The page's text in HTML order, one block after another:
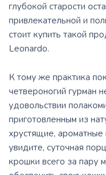
глубокой старости
привлекательной и
стоит купить такой
Leonardo.
К тому же практика
четвероногий гурман
удовольствии
приготовленным из
хрустящие,
увидите, суточная
крошки всего за пару